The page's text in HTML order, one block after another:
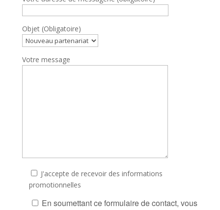
Objet (Obligatoire)
Votre message
J'accepte de recevoir des informations
promotionnelles
En soumettant ce formulaire de contact, vous